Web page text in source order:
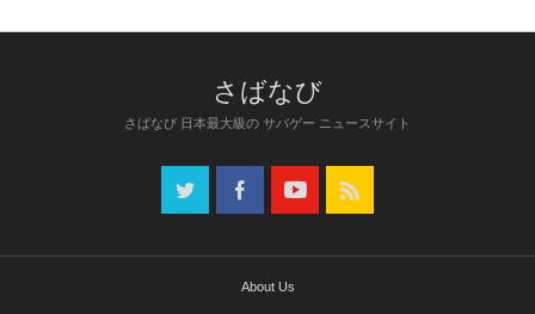
さばなび 日本最大級の サバゲー ニュースサイト
About Us